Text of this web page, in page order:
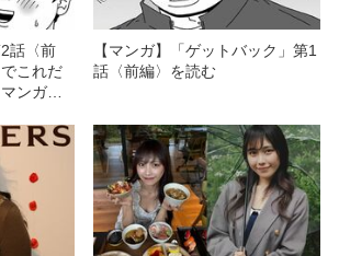
話〈前
これだ
ンガ編
【マンガ】「ゲットバック」第1
話〈前編〉を読む